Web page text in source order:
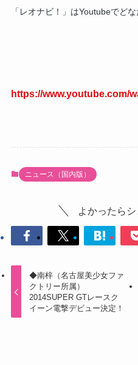
「レオナビ！」はYoutubeでど
https://www.youtube.com/
ニュース（国内版）
よかったらシ
◆南梓（名古屋美少女ファ
クトリー所属）
2014SUPER GTレースク
イーン電撃デビュー決定！